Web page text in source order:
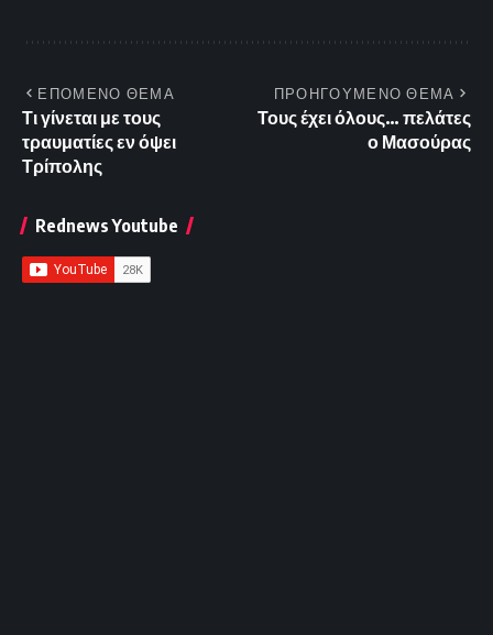
ΕΠΟΜΕΝΟ ΘΕΜΑ
Τι γίνεται με τους
τραυματίες εν όψει
Τρίπολης
ΠΡΟΗΓΟΥΜΕΝΟ ΘΕΜΑ
Τους έχει όλους… πελάτες
ο Μασούρας
Rednews Youtube